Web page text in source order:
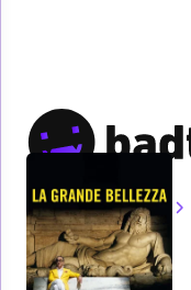
Home Film